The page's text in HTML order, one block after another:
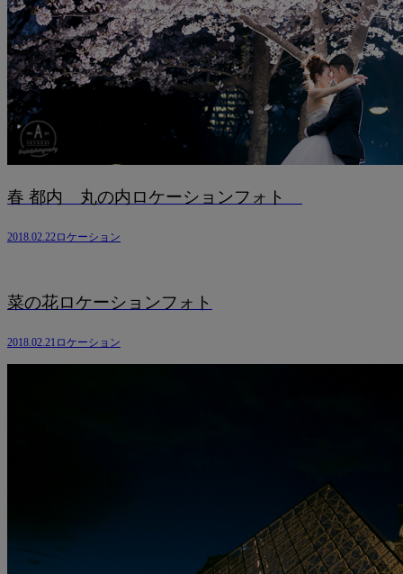
春 都内 丸の内ロケーションフォト
2018.02.22 ロケーション
菜の花ロケーションフォト
2018.02.21 ロケーション